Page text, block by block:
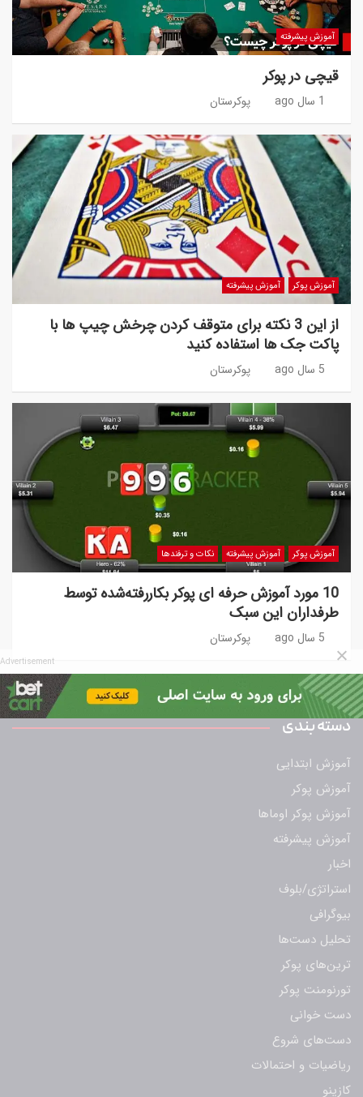
آموزش پیشرفته
قیچی در پوکر
1 سال ago پوکرستان
آموزش پوکر آموزش پیشرفته
از این 3 نکته برای متوقف کردن چرخش چیپ ها با
پاکت جک ها استفاده کنید
5 سال ago پوکرستان
آموزش پوکر آموزش پیشرفته نکات و ترفندها
10 مورد آموزش حرفه ای پوکر بکاررفته‌شده توسط
طرفداران این سبک
5 سال ago پوکرستان
دسته بندی
آموزش ابتدایی
آموزش پوکر
آموزش پوکر اوماها
آموزش پیشرفته
اخبار
استراتژی/بلوف
بیوگرافی
تحلیل دست‌ها
ترین‌های پوکر
تورنومنت پوکر
دست خوانی
دست‌های شروع
ریاضیات و احتمالات
کازینو
Advertisement